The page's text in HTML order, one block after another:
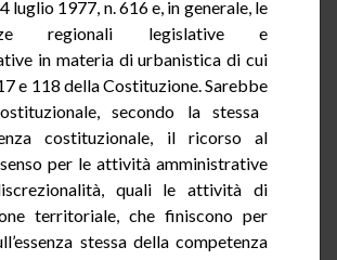
luglio 1977, n. 616 e, in generale, le
regionali legislative e
in materia di urbanistica di cui
e 118 della Costituzione. Sarebbe
secondo la stessa
costituzionale, il ricorso al
per le attività amministrative
quali le attività di
territoriale, che finiscono per
stessa della competenza